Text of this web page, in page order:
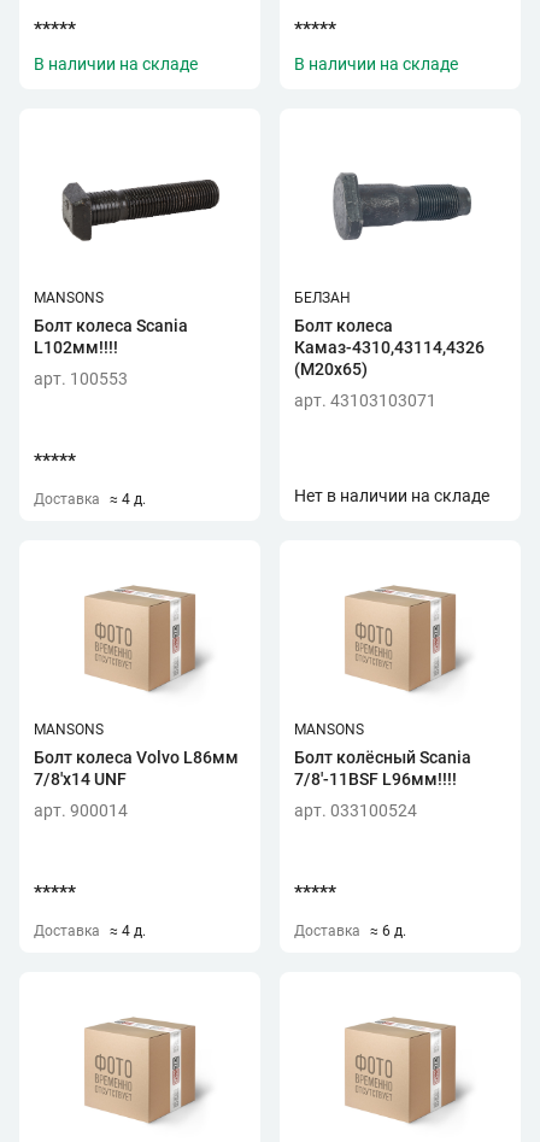
*****
В наличии на складе
*****
В наличии на складе
MANSONS
Болт колеса Scania
L102мм!!!!
арт. 100553
*****
Доставка ≈ 4 д.
БЕЛЗАН
Болт колеса
Камаз-4310,43114,4326
(М20х65)
арт. 43103103071
Нет в наличии на складе
MANSONS
Болт колеса Volvo L86мм
7/8'x14 UNF
арт. 900014
*****
Доставка ≈ 4 д.
MANSONS
Болт колёсный Scania
7/8'-11BSF L96мм!!!!
арт. 033100524
*****
Доставка ≈ 6 д.